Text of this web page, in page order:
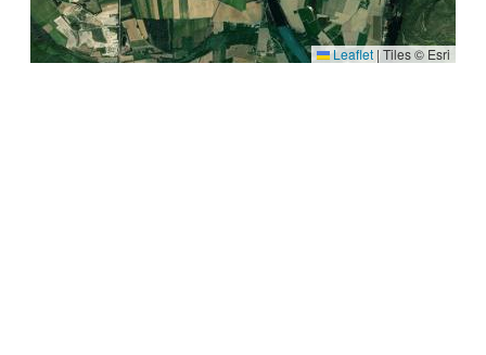
Leaflet | Tiles © Esri